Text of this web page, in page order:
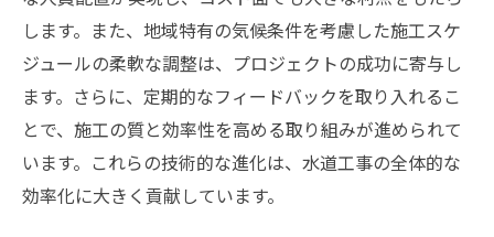
します。また、地域特有の気候条件を考慮した施工スケ
ジュールの柔軟な調整は、プロジェクトの成功に寄与し
ます。さらに、定期的なフィードバックを取り入れるこ
とで、施工の質と効率性を高める取り組みが進められて
います。これらの技術的な進化は、水道工事の全体的な
効率化に大きく貢献しています。